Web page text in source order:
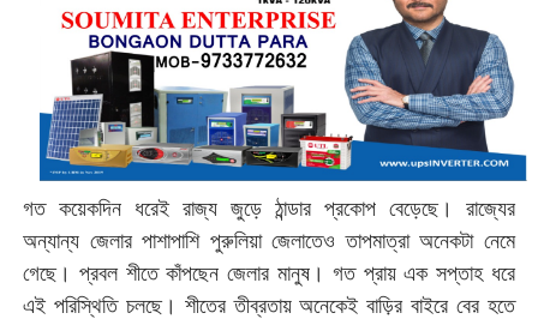
গত কয়েকদিন ধরেই রাজ্য জুড়ে ঠান্ডার প্রকোপ বেড়েছে। রাজ্যের
অন্যান্য জেলার পাশাপাশি পুরুলিয়া জেলাতেও তাপমাত্রা অনেকটা নেমে
গেছে। প্রবল শীতে কাঁপছেন জেলার মানুষ। গত প্রায় এক সপ্তাহ ধরে
এই পরিস্থিতি চলছে। শীতের তীব্রতায় অনেকেই বাড়ির বাইরে বের হতে